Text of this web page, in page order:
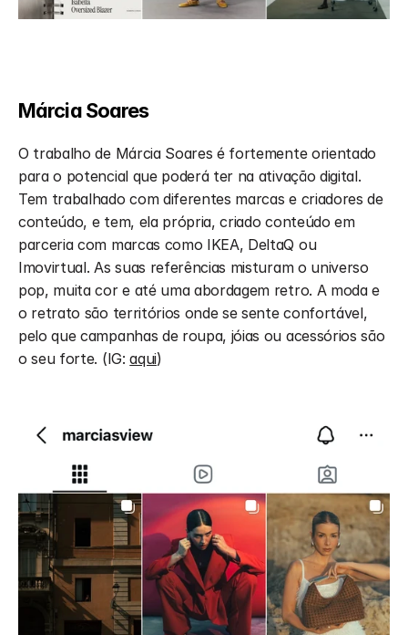
Márcia Soares
O trabalho de Márcia Soares é fortemente orientado
para o potencial que poderá ter na ativação digital.
Tem trabalhado com diferentes marcas e criadores de
conteúdo, e tem, ela própria, criado conteúdo em
parceria com marcas como IKEA, DeltaQ ou
Imovirtual. As suas referências misturam o universo
pop, muita cor e até uma abordagem retro. A moda e
o retrato são territórios onde se sente confortável,
pelo que campanhas de roupa, jóias ou acessórios são
o seu forte. (IG: aqui)